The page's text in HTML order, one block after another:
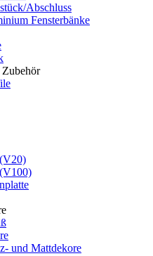
Abschluss
Fensterbänke
Zubehör
und Mattdekore